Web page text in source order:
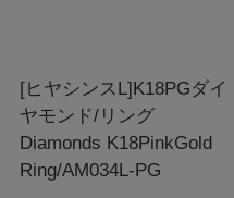
[ヒヤシンスL]K18PGダイ
ヤモンド/リング
Diamonds K18PinkGold
Ring/AM034L-PG